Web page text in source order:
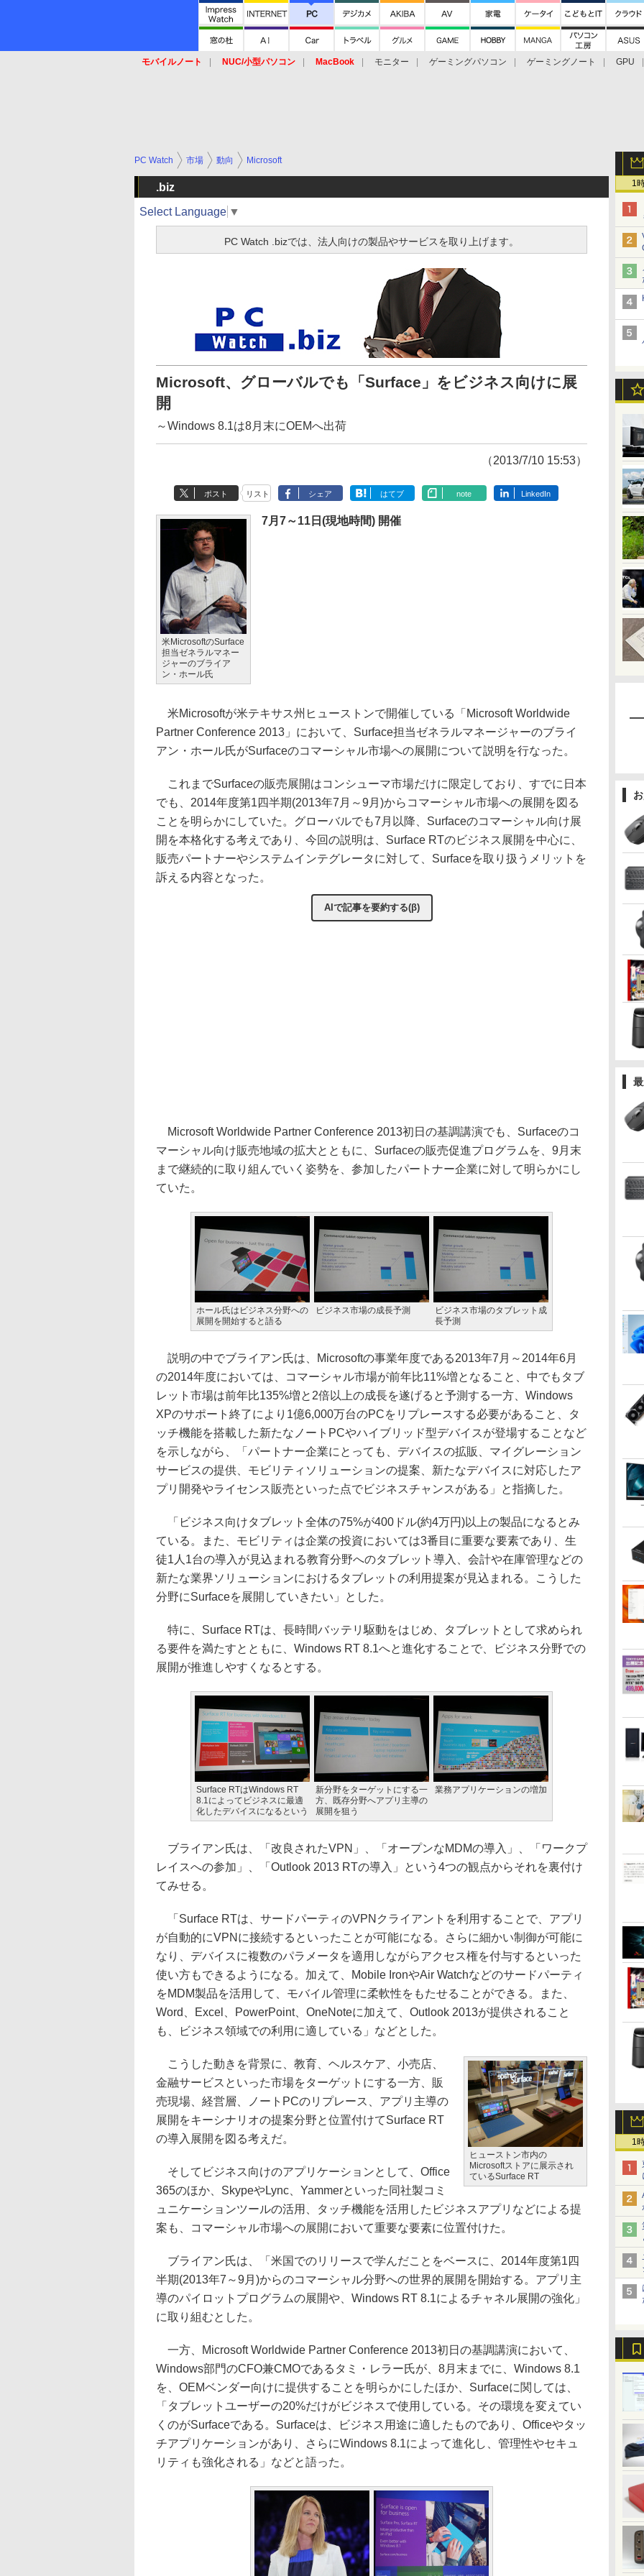
モバイルノート NUC/小型パソコン MacBook モニター ゲーミングパソコン ゲーミングノート
GPU
1
1
PC Watch 市場 動向 Microsoft
.biz
Select Language ▼
PC Watch .bizでは、法人向けの製品やサービスを取り上げます。
Microsoft、グローバルでも「Surface」をビジネス向けに展
開
～Windows 8.1は8月末にOEMへ出荷
（2013/7/10 15:53）
ポスト リスト シェア はてブ note LinkedIn
米MicrosoftのSurface
担当ゼネラルマネー
ジャーのブライア
ン・ホール氏
7月7～11日(現地時間) 開催
米Microsoftが米テキサス州ヒューストンで開催している「Microsoft Worldwide
Partner Conference 2013」において、Surface担当ゼネラルマネージャーのブライ
アン・ホール氏がSurfaceのコマーシャル市場への展開について説明を行なった。
これまでSurfaceの販売展開はコンシューマ市場だけに限定しており、すでに日本
でも、2014年度第1四半期(2013年7月～9月)からコマーシャル市場への展開を図る
ことを明らかにしていた。グローバルでも7月以降、Surfaceのコマーシャル向け展
開を本格化する考えであり、今回の説明は、Surface RTのビジネス展開を中心に、
販売パートナーやシステムインテグレータに対して、Surfaceを取り扱うメリットを
訴える内容となった。
AIで記事を要約する(β)
Microsoft Worldwide Partner Conference 2013初日の基調講演でも、Surfaceのコ
マーシャル向け販売地域の拡大とともに、Surfaceの販売促進プログラムを、9月末
まで継続的に取り組んでいく姿勢を、参加したパートナー企業に対して明らかにし
ていた。
ホール氏はビジネス分野への
展開を開始すると語る
ビジネス市場の成長予測
ビジネス市場のタブレット成
長予測
説明の中でブライアン氏は、Microsoftの事業年度である2013年7月～2014年6月
の2014年度においては、コマーシャル市場が前年比11%増となること、中でもタブ
レット市場は前年比135%増と2倍以上の成長を遂げると予測する一方、Windows
XPのサポート終了により1億6,000万台のPCをリプレースする必要があること、タ
ッチ機能を搭載した新たなノートPCやハイブリッド型デバイスが登場することなど
を示しながら、「パートナー企業にとっても、デバイスの拡販、マイグレーション
サービスの提供、モビリティソリューションの提案、新たなデバイスに対応したア
プリ開発やライセンス販売といった点でビジネスチャンスがある」と指摘した。
「ビジネス向けタブレット全体の75%が400ドル(約4万円)以上の製品になるとみ
ている。また、モビリティは企業の投資においては3番目に重要な要素であり、生
徒1人1台の導入が見込まれる教育分野へのタブレット導入、会計や在庫管理などの
新たな業界ソリューションにおけるタブレットの利用提案が見込まれる。こうした
分野にSurfaceを展開していきたい」とした。
特に、Surface RTは、長時間バッテリ駆動をはじめ、タブレットとして求められ
る要件を満たすとともに、Windows RT 8.1へと進化することで、ビジネス分野での
展開が推進しやすくなるとする。
Surface RTはWindows RT
8.1によってビジネスに最適
化したデバイスになるという
新分野をターゲットにする一
方、既存分野へアプリ主導の
展開を狙う
業務アプリケーションの増加
ブライアン氏は、「改良されたVPN」、「オープンなMDMの導入」、「ワークプ
レイスへの参加」、「Outlook 2013 RTの導入」という4つの観点からそれを裏付け
てみせる。
「Surface RTは、サードパーティのVPNクライアントを利用することで、アプリ
が自動的にVPNに接続するといったことが可能になる。さらに細かい制御が可能に
なり、デバイスに複数のパラメータを適用しながらアクセス権を付与するといった
使い方もできるようになる。加えて、Mobile IronやAir Watchなどのサードパーティ
をMDM製品を活用して、モバイル管理に柔軟性をもたせることができる。また、
Word、Excel、PowerPoint、OneNoteに加えて、Outlook 2013が提供されること
も、ビジネス領域での利用に適している」などとした。
ヒューストン市内の
Microsoftストアに展示され
ているSurface RT
こうした動きを背景に、教育、ヘルスケア、小売店、
金融サービスといった市場をターゲットにする一方、販
売現場、経営層、ノートPCのリプレース、アプリ主導の
展開をキーシナリオの提案分野と位置付けてSurface RT
の導入展開を図る考えだ。
そしてビジネス向けのアプリケーションとして、Office
365のほか、SkypeやLync、Yammerといった同社製コミ
ュニケーションツールの活用、タッチ機能を活用したビジネスアプリなどによる提
案も、コマーシャル市場への展開において重要な要素に位置付けた。
ブライアン氏は、「米国でのリリースで学んだことをベースに、2014年度第1四
半期(2013年7～9月)からのコマーシャル分野への世界的展開を開始する。アプリ主
導のパイロットプログラムの展開や、Windows RT 8.1によるチャネル展開の強化」
に取り組むとした。
一方、Microsoft Worldwide Partner Conference 2013初日の基調講演において、
Windows部門のCFO兼CMOであるタミ・レラー氏が、8月末までに、Windows 8.1
を、OEMベンダー向けに提供することを明らかにしたほか、Surfaceに関しては、
「タブレットユーザーの20%だけがビジネスで使用している。その環境を変えてい
くのがSurfaceである。Surfaceは、ビジネス用途に適したものであり、Officeやタッ
チアプリケーションがあり、さらにWindows 8.1によって進化し、管理性やセキュ
リティも強化される」などと語った。